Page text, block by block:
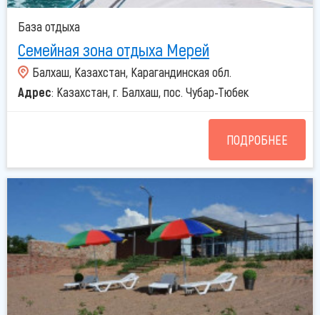
База отдыха
Семейная зона отдыха Мерей
Балхаш, Казахстан, Карагандинская обл.
Адрес: Казахстан, г. Балхаш, пос. Чубар-Тюбек
ПОДРОБНЕЕ